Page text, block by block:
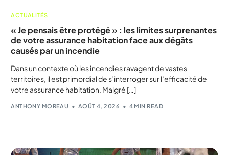
ACTUALITÉS
« Je pensais être protégé » : les limites surprenantes
de votre assurance habitation face aux dégâts
causés par un incendie
Dans un contexte où les incendies ravagent de vastes
territoires, il est primordial de s’interroger sur l’efficacité de
votre assurance habitation. Malgré […]
ANTHONY MOREAU AOÛT 4, 2026 4 MIN READ